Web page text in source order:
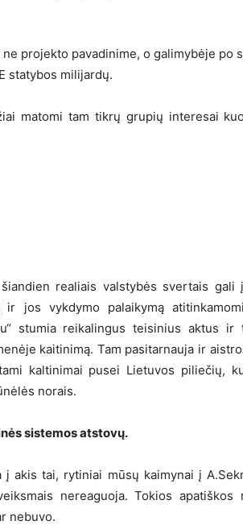
projekto pavadinime, o galimybėje po
statybos milijardų.
matomi tam tikrų grupių interesai
realiais valstybės svertais
ir jos vykdymo palaikymą
stumia reikalingus teisinius aktus
kaitinimą. Tam pasitarnauja ir
kaltinimai pusei Lietuvos piliečių,
norais.
sistemos atstovų.
į akis tai, rytiniai mūsų kaimynai į
nereaguoja. Tokios
nebuvo.